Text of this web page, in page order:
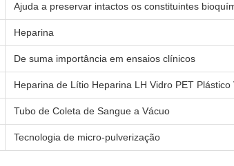
Ajuda a preservar intactos os constituintes
Heparina
De suma importância em ensaios clínicos
Heparina de Lítio Heparina LH Vidro PET
Tubo de Coleta de Sangue a Vácuo
Tecnologia de micro-pulverização